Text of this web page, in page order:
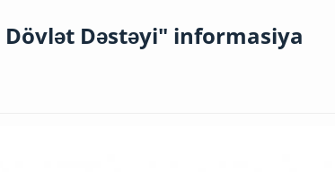
Dəstəyi" informasiya